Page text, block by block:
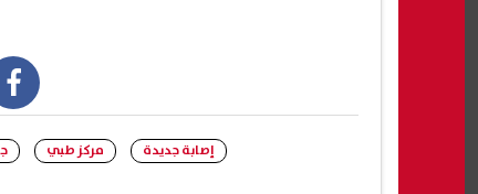
إصابة جديدة مركز طبي